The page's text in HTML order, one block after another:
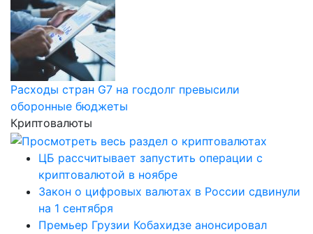
Расходы стран G7 на госдолг превысили
оборонные бюджеты
Криптовалюты
ЦБ рассчитывает запустить операции с
криптовалютой в ноябре
Закон о цифровых валютах в России сдвинули
на 1 сентября
Премьер Грузии Кобахидзе анонсировал